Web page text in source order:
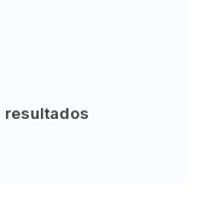
resultados